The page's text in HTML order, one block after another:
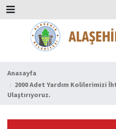
BAŞKAN
ALAŞEHİR
HABERLER
İHALELER
DUYURULAR
KURUMSAL
ALAŞEHİR
FAYDALI ADRESLER
iLETİŞİM
Anasayfa
2000 Adet Yardım Kolilerimizi
Ulaştırıyoruz.